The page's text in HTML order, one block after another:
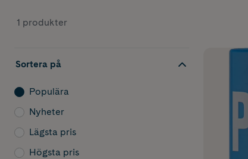
1 produkter
Sortera på
Populära
Nyheter
Lägsta pris
Högsta pris